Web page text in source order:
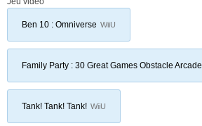
Ben 10 : Omniverse WiiU
Family Party : 30 Great Games Obstacle Arcade
Tank! Tank! Tank! WiiU